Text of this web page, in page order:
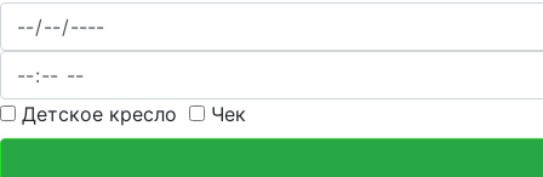
Детское кресло
Чек